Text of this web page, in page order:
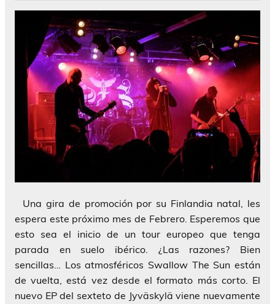
Una gira de promoción por su Finlandia natal, les
espera este próximo mes de Febrero. Esperemos que
esto sea el inicio de un tour europeo que tenga
parada en suelo ibérico. ¿Las razones? Bien
sencillas… Los atmosféricos Swallow The Sun están
de vuelta, está vez desde el formato más corto. El
nuevo EP del sexteto de Jyväskylä viene nuevamente